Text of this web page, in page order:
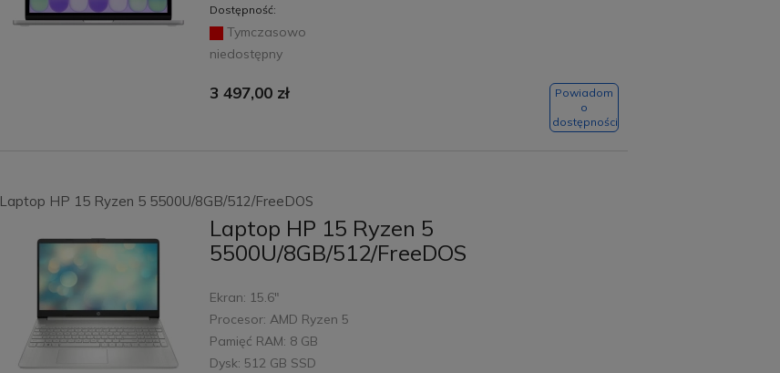
Dostępność:
Tymczasowo
niedostępny
3 497,00 zł
Powiadom
o
dostępności
Laptop HP 15 Ryzen 5 5500U/8GB/512/FreeDOS
Laptop HP 15 Ryzen 5
5500U/8GB/512/FreeDOS
Ekran: 15.6"
Procesor: AMD Ryzen 5
Pamięć RAM: 8 GB
Dysk: 512 GB SSD